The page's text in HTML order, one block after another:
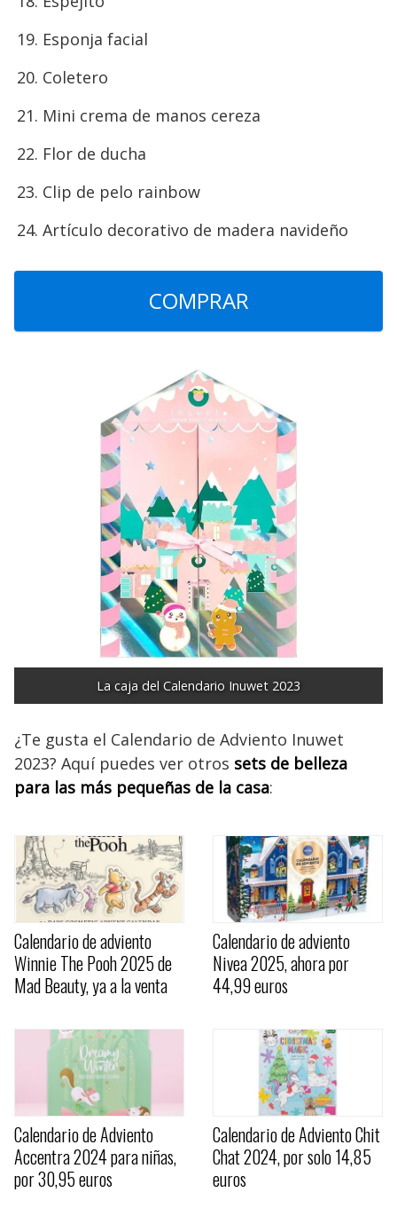
Esponja facial
Coletero
Mini crema de manos cereza
Flor de ducha
Clip de pelo rainbow
Artículo decorativo de madera navideño
COMPRAR
La caja del Calendario Inuwet 2023
¿Te gusta el Calendario de Adviento Inuwet
2023? Aquí puedes ver otros sets de belleza
para las más pequeñas de la casa:
Calendario de adviento
Winnie The Pooh 2025 de
Mad Beauty, ya a la venta
Calendario de adviento
Nivea 2025, ahora por
44,99 euros
Calendario de Adviento
Accentra 2024 para niñas,
por 30,95 euros
Calendario de Adviento Chit
Chat 2024, por solo 14,85
euros